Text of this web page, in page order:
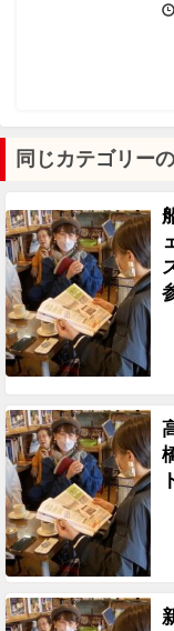
同じカテゴリー